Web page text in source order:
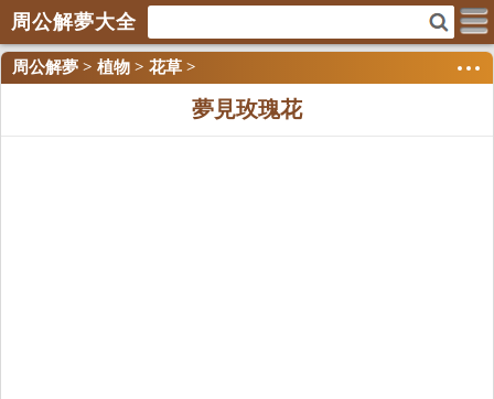
周公解夢大全
周公解夢 > 植物 > 花草 >
夢見玫瑰花